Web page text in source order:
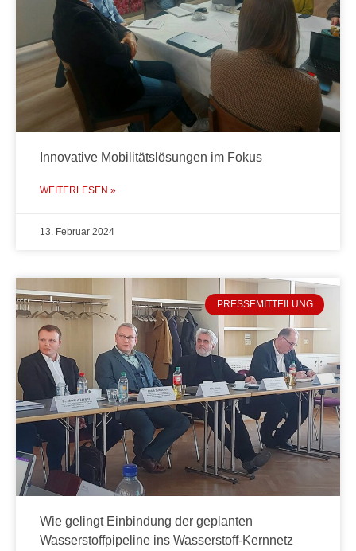
Innovative Mobilitätslösungen im Fokus
WEITERLESEN »
13. Februar 2024
PRESSEMITTEILUNG
Wie gelingt Einbindung der geplanten
Wasserstoffpipeline ins Wasserstoff-Kernnetz